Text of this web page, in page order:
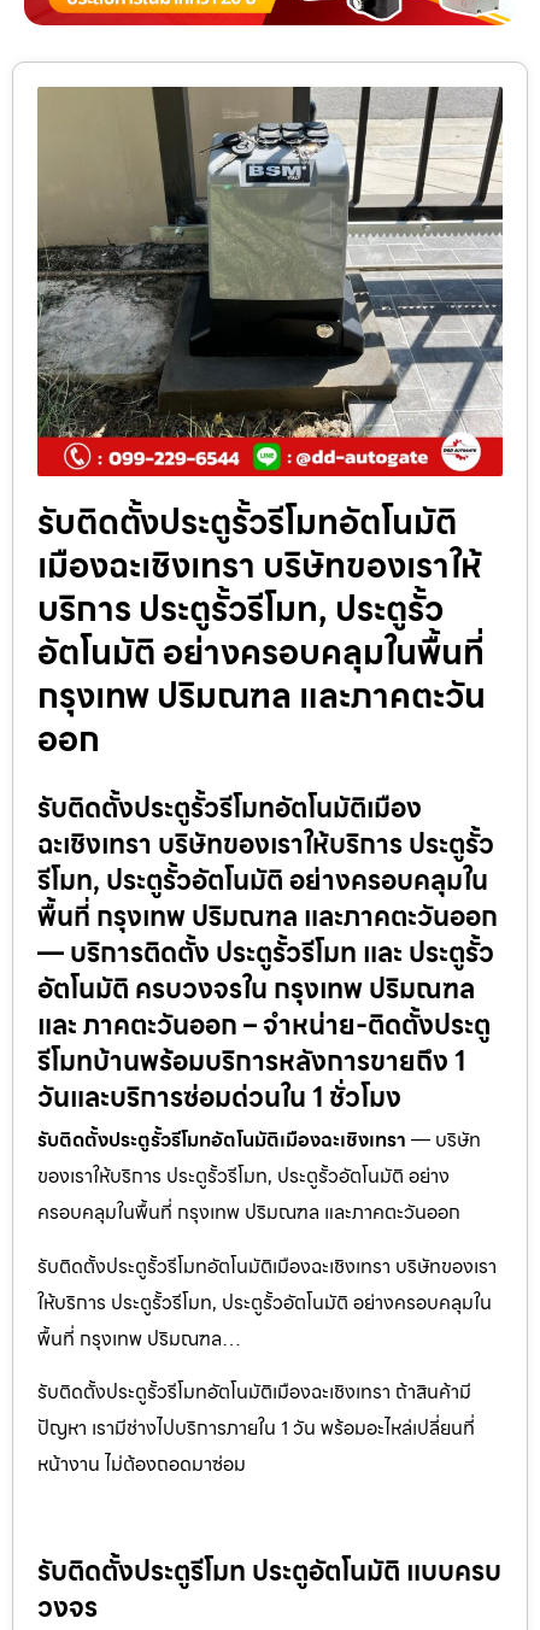
รับติดตั้งประตูรั้วรีโมทอัตโนมัติ
เมืองฉะเชิงเทรา บริษัทของเราให้
บริการ ประตูรั้วรีโมท, ประตูรั้ว
อัตโนมัติ อย่างครอบคลุมในพื้นที่
กรุงเทพ ปริมณฑล และภาคตะวัน
ออก
รับติดตั้งประตูรั้วรีโมทอัตโนมัติเมือง
ฉะเชิงเทรา บริษัทของเราให้บริการ ประตูรั้ว
รีโมท, ประตูรั้วอัตโนมัติ อย่างครอบคลุมใน
พื้นที่ กรุงเทพ ปริมณฑล และภาคตะวันออก
— บริการติดตั้ง ประตูรั้วรีโมท และ ประตูรั้ว
อัตโนมัติ ครบวงจรใน กรุงเทพ ปริมณฑล
และ ภาคตะวันออก – จำหน่าย-ติดตั้งประตู
รีโมทบ้านพร้อมบริการหลังการขายถึง 1
วันและบริการซ่อมด่วนใน 1 ชั่วโมง
รับติดตั้งประตูรั้วรีโมทอัตโนมัติเมืองฉะเชิงเทรา — บริษัท
ของเราให้บริการ ประตูรั้วรีโมท, ประตูรั้วอัตโนมัติ อย่าง
ครอบคลุมในพื้นที่ กรุงเทพ ปริมณฑล และภาคตะวันออก
รับติดตั้งประตูรั้วรีโมทอัตโนมัติเมืองฉะเชิงเทรา บริษัทของเรา
ให้บริการ ประตูรั้วรีโมท, ประตูรั้วอัตโนมัติ อย่างครอบคลุมใน
พื้นที่ กรุงเทพ ปริมณฑล…
รับติดตั้งประตูรั้วรีโมทอัตโนมัติเมืองฉะเชิงเทรา ถ้าสินค้ามี
ปัญหา เรามีช่างไปบริการภายใน 1 วัน พร้อมอะไหล่เปลี่ยนที่
หน้างาน ไม่ต้องถอดมาซ่อม
รับติดตั้งประตูรีโมท ประตูอัตโนมัติ แบบครบ
วงจร